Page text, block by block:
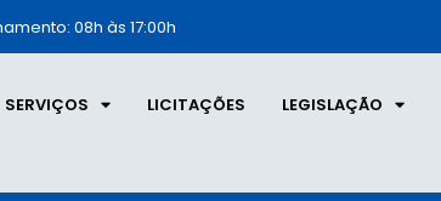
08h às 17:00h
SERVIÇOS LICITAÇÕES LEGISLAÇÃO